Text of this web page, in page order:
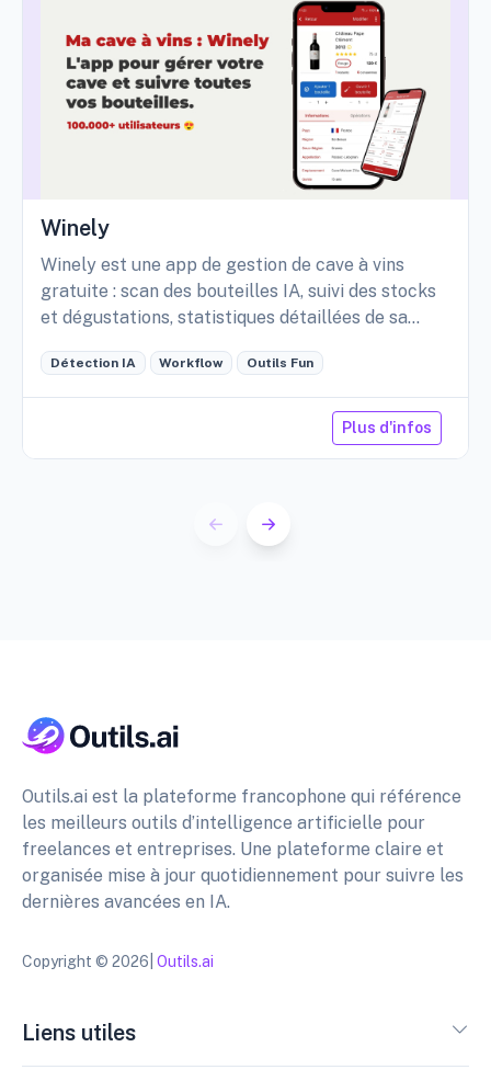
Winely
Winely est une app de gestion de cave à vins
gratuite : scan des bouteilles IA, suivi des stocks
et dégustations, statistiques détaillées de sa
Détection IA Workflow Outils Fun
Plus d'infos
Outils.ai est la plateforme francophone qui référence
les meilleurs outils d’intelligence artificielle pour
freelances et entreprises. Une plateforme claire et
organisée mise à jour quotidiennement pour suivre les
dernières avancées en IA.
Copyright © 2026| Outils.ai
Liens utiles